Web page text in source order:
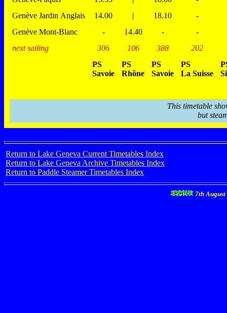
Genève Jardin Anglais
14.00 | 18.10
-
Genève Mont-Blanc
- 14.40 -
-
next sailing
306 106 388
202
PS
Savoie
PS
Rhône
PS
Savoie
PS
La Suisse
This timetable
but
Return to Lake Geneva Current Timetables Index
Return to Lake Geneva Archive Timetables Index
Return to Paddle Steamer Timetables Index
7th August